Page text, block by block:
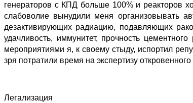
генераторов с КПД больше 100% и реакторов
слабоволие вынудили меня организовывать
дезактивирующих радиацию, подавляющих
удачливость, иммунитет, прочность
мероприятиями я, к своему стыду, испортил
зря потратили время на экспертизу
Легализация